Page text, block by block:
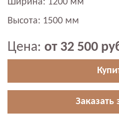
Ширина: 1200 мм
Высота: 1500 мм
Цена: от 32 500
Заказать